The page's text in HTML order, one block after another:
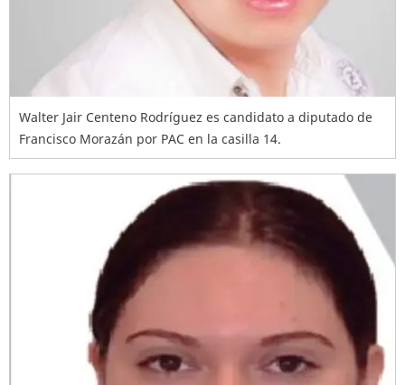
Walter Jair Centeno Rodríguez es candidato a diputado de
Francisco Morazán por PAC en la casilla 14.